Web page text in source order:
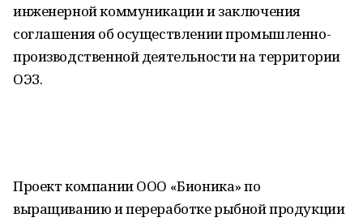
инженерной коммуникации и заключения
соглашения об осуществлении промышленно-
производственной деятельности на территории
ОЭЗ.
Проект компании ООО «Бионика» по
выращиванию и переработке рыбной продукции